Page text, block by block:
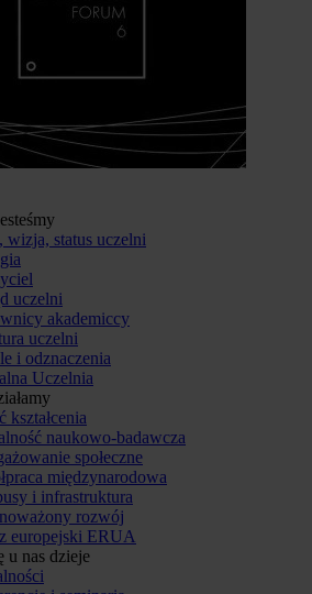
wizja, status uczelni
uczelni
akademiccy
uczelni
i odznaczenia
Uczelnia
kształcenia
naukowo-badawcza
społeczne
międzynarodowa
i infrastruktura
rozwój
europejski ERUA
u nas dzieje